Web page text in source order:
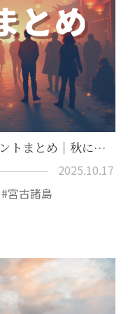
トまとめ｜秋に…
2025.10.17
宮古諸島